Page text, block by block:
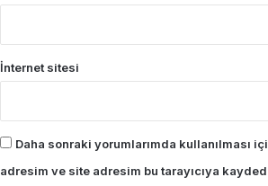
İnternet sitesi
Daha sonraki yorumlarımda kullanılması
adresim ve site adresim bu tarayıcıya